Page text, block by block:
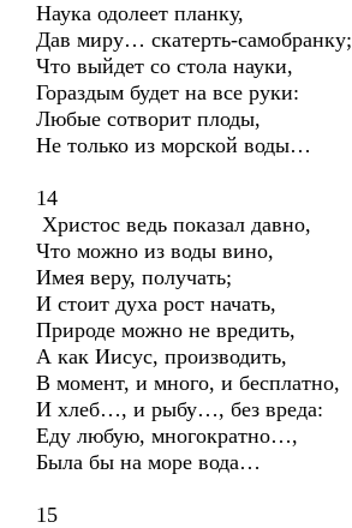
Наука одолеет планку,
Дав миру… скатерть-самобранку;
Что выйдет со стола науки,
Гораздым будет на все руки:
Любые сотворит плоды,
Не только из морской воды…
14
Христос ведь показал давно,
Что можно из воды вино,
Имея веру, получать;
И стоит духа рост начать,
Природе можно не вредить,
А как Иисус, производить,
В момент, и много, и бесплатно,
И хлеб…, и рыбу…, без вреда:
Еду любую, многократно…,
Была бы на море вода…
15